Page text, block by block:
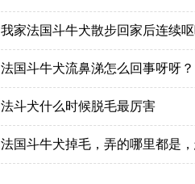
我家法国斗牛犬散步回家后连续
法国斗牛犬流鼻涕怎么回事呀呀？
法斗犬什么时候脱毛最厉害
法国斗牛犬掉毛，弄的哪里都是